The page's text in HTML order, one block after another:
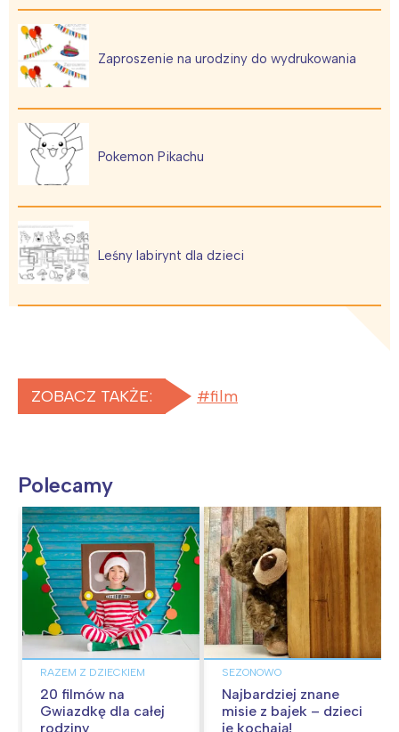
Zaproszenie na urodziny do wydrukowania
Pokemon Pikachu
Leśny labirynt dla dzieci
ZOBACZ TAKŻE: film
Polecamy
RAZEM Z DZIECKIEM
20 filmów na
Gwiazdkę dla całej
rodziny
SEZONOWO
Najbardziej znane
misie z bajek – dzieci
je kochają!